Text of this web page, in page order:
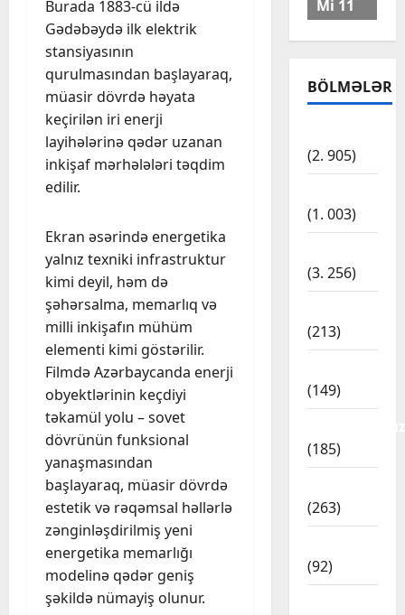
Burada 1883-cü ildə
Gədəbəydə ilk elektrik
stansiyasının
qurulmasından başlayaraq,
müasir dövrdə həyata
keçirilən iri enerji
layihələrinə qədər uzanan
inkişaf mərhələləri təqdim
edilir.
Ekran əsərində energetika
yalnız texniki infrastruktur
kimi deyil, həm də
şəhərsalma, memarlıq və
milli inkişafın mühüm
elementi kimi göstərilir.
Filmdə Azərbaycanda enerji
obyektlərinin keçdiyi
təkamül yolu – sovet
dövrünün funksional
yanaşmasından
başlayaraq, müasir dövrdə
estetik və rəqəmsal həllərlə
zənginləşdirilmiş yeni
energetika memarlığı
modelinə qədər geniş
şəkildə nümayiş olunur.
Mi 11
BÖLMƏLƏR
(2. 905)
(1. 003)
(3. 256)
(213)
(149)
(185)
(263)
(92)
2
F
H
ç
i
ə
r
k
r
t
l
ə
3
S
E
H
B
r
ı
ə
4
u
y
ı
e
5
i
l